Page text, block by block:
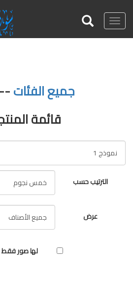
Toggle
navigation
جميع الفئات
قائمة
الترتيب حسب
عرض
لها صور فقط